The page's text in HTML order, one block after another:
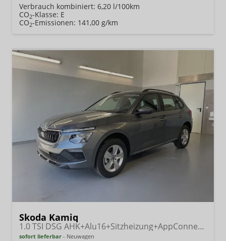
Verbrauch kombiniert: 6,20 l/100km
CO2-Klasse: E
CO2-Emissionen: 141,00 g/km
Skoda Kamiq
1.0 TSI DSG AHK+Alu16+Sitzheizung+AppConnect+GV5+LED+Nebel+Klima
sofort lieferbar Neuwagen